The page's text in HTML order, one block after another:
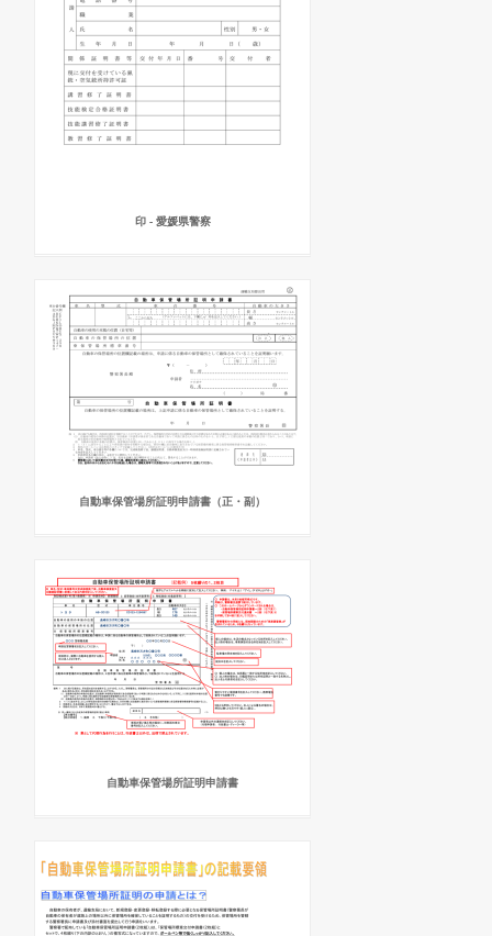
印 - 愛媛県警察
自動車保管場所証明申請書（正・副）
自動車保管場所証明申請書